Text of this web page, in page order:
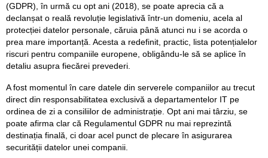
(GDPR), în urmă cu opt ani (2018), se poate aprecia că a
declanșat o reală revoluție legislativă într-un domeniu, acela al
protecției datelor personale, căruia până atunci nu i se acorda o
prea mare importanță. Acesta a redefinit, practic, lista potențialelor
riscuri pentru companiile europene, obligându-le să se aplice în
detaliu asupra fiecărei prevederi.
A fost momentul în care datele din serverele companiilor au trecut
direct din responsabilitatea exclusivă a departamentelor IT pe
ordinea de zi a consiliilor de administrație. Opt ani mai târziu, se
poate afirma clar că Regulamentul GDPR nu mai reprezintă
destinația finală, ci doar acel punct de plecare în asigurarea
securității datelor unei companii.